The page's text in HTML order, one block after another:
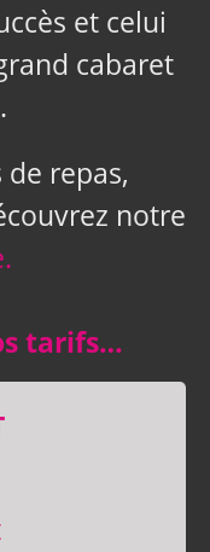
et celui
cabaret
repas,
notre
tarifs…